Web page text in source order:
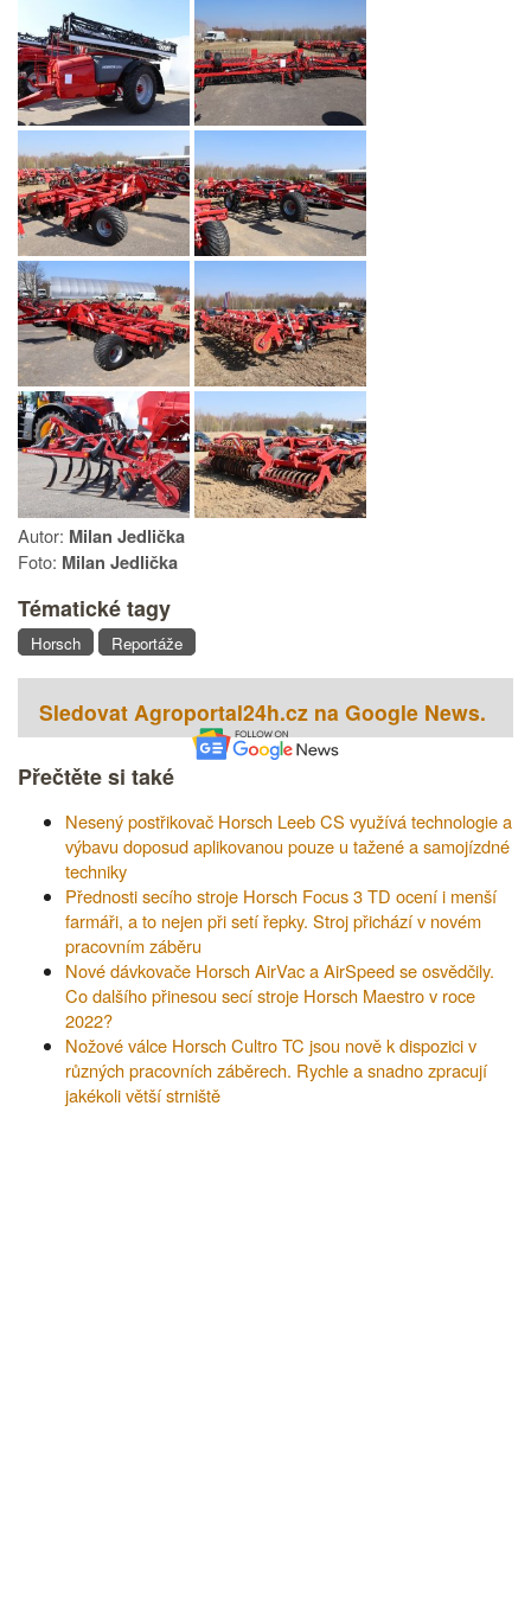
Autor: Milan Jedlička
Foto: Milan Jedlička
Tématické tagy
Horsch Reportáže
Sledovat Agroportal24h.cz na Google News.
Přečtěte si také
Nesený postřikovač Horsch Leeb CS využívá technologie a
výbavu doposud aplikovanou pouze u tažené a samojízdné
techniky
Přednosti secího stroje Horsch Focus 3 TD ocení i menší
farmáři, a to nejen při setí řepky. Stroj přichází v novém
pracovním záběru
Nové dávkovače Horsch AirVac a AirSpeed se osvědčily.
Co dalšího přinesou secí stroje Horsch Maestro v roce
2022?
Nožové válce Horsch Cultro TC jsou nově k dispozici v
různých pracovních záběrech. Rychle a snadno zpracují
jakékoli větší strniště